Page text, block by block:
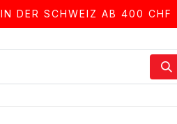
DER SCHWEIZ AB 400 CHF